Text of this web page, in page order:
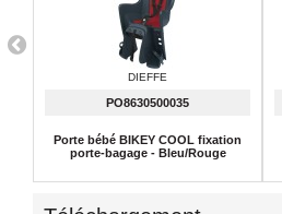
DIEFFE
PO8630500035
Porte bébé BIKEY COOL fixation
porte-bagage - Bleu/Rouge